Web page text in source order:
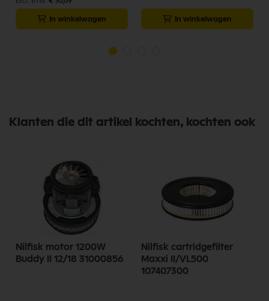
In winkelwagen In winkelwagen
Klanten die dit artikel kochten, kochten ook
Nilfisk motor 1200W
Buddy II 12/18 31000856
Nilfisk cartridgefilter
Maxxi II/VL500
107407300